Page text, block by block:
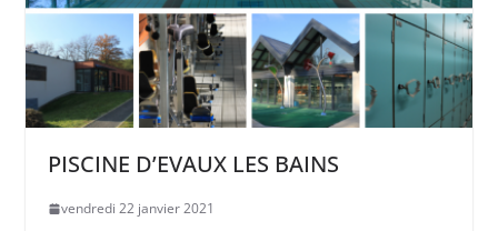
PISCINE D’EVAUX LES BAINS
vendredi 22 janvier 2021